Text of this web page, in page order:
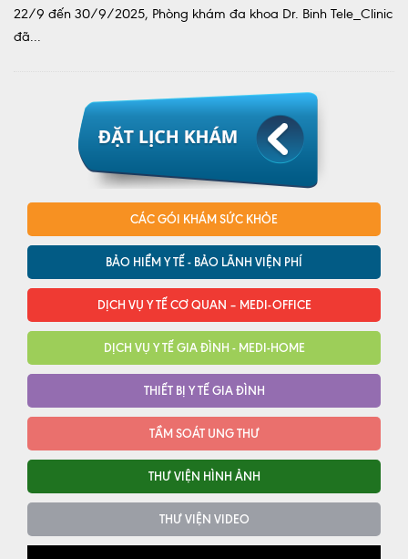
22/9 đến 30/9/2025, Phòng khám đa khoa Dr. Binh Tele_Clinic
đã...
CÁC GÓI KHÁM SỨC KHỎE
BẢO HIỂM Y TẾ - BẢO LÃNH VIỆN PHÍ
DỊCH VỤ Y TẾ CƠ QUAN – MEDI-OFFICE
DỊCH VỤ Y TẾ GIA ĐÌNH - MEDI-HOME
THIẾT BỊ Y TẾ GIA ĐÌNH
TẦM SOÁT UNG THƯ
THƯ VIỆN HÌNH ẢNH
THƯ VIỆN VIDEO